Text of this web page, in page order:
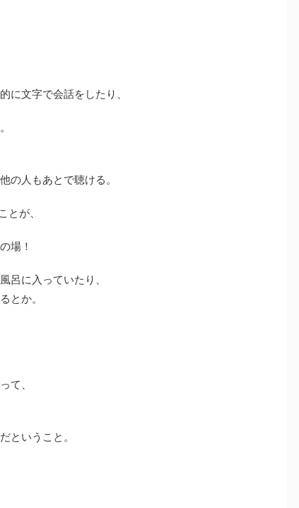
に文字で会話をしたり、
の人もあとで聴ける。
とが、
場！
呂に入っていたり、
とか。
て、
ということ。